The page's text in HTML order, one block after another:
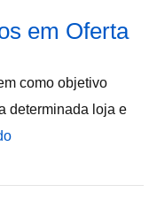
em Oferta
como objetivo
determinada loja e